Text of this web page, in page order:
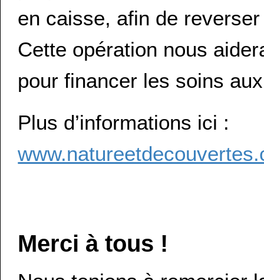
en caisse, afin de
Cette opération nous
pour financer les soins
Plus d’informations ici :
Merci à tous !